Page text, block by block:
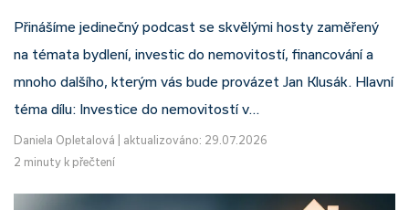
Přinášíme jedinečný podcast se skvělými hosty zaměřený
na témata bydlení, investic do nemovitostí, financování a
mnoho dalšího, kterým vás bude provázet Jan Klusák. Hlavní
téma dílu: Investice do nemovitostí v…
Daniela Opletalová
aktualizováno: 29.07.2026
2 minuty k přečtení